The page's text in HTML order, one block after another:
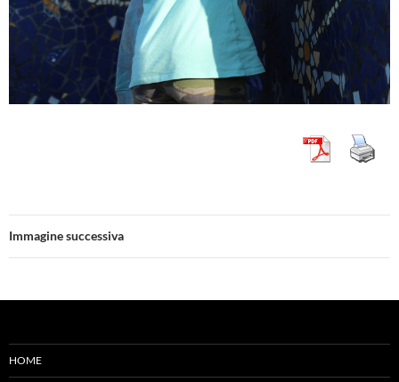
Immagine successiva
HOME